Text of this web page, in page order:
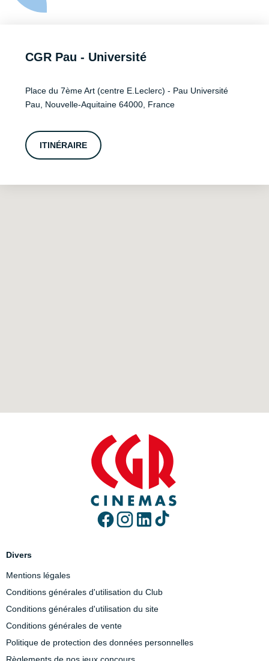
CGR Pau - Université
Place du 7ème Art (centre E.Leclerc) - Pau Université
Pau, Nouvelle-Aquitaine 64000, France
ITINÉRAIRE
Divers
Mentions légales
Conditions générales d'utilisation du Club
Conditions générales d'utilisation du site
Conditions générales de vente
Politique de protection des données personnelles